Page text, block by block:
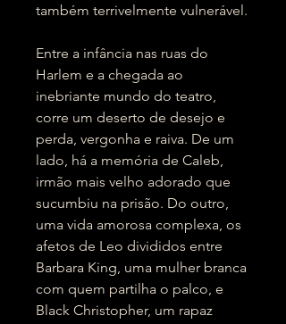
também terrivelmente vulnerável.
Entre a infância nas ruas do
Harlem e a chegada ao
inebriante mundo do teatro,
corre um deserto de desejo e
perda, vergonha e raiva. De um
lado, há a memória de Caleb,
irmão mais velho adorado que
sucumbiu na prisão. Do outro,
uma vida amorosa complexa, os
afetos de Leo divididos entre
Barbara King, uma mulher branca
com quem partilha o palco, e
Black Christopher, um rapaz